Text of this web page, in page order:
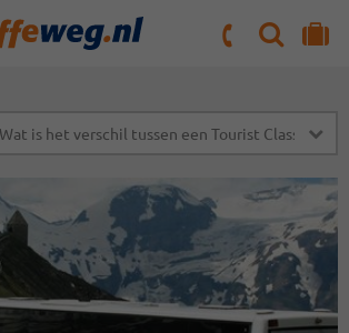
ZOEKENNAAR 'MIJN REIS' OMGEVING
Wat is het verschil tussen een Tourist Class en